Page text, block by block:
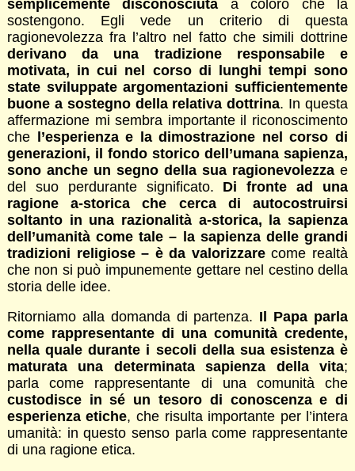
semplicemente disconosciuta a coloro che la
sostengono. Egli vede un criterio di questa
ragionevolezza fra l’altro nel fatto che simili dottrine
derivano da una tradizione responsabile e
motivata, in cui nel corso di lunghi tempi sono
state sviluppate argomentazioni sufficientemente
buone a sostegno della relativa dottrina. In questa
affermazione mi sembra importante il riconoscimento
che l’esperienza e la dimostrazione nel corso di
generazioni, il fondo storico dell’umana sapienza,
sono anche un segno della sua ragionevolezza e
del suo perdurante significato. Di fronte ad una
ragione a-storica che cerca di autocostruirsi
soltanto in una razionalità a-storica, la sapienza
dell’umanità come tale – la sapienza delle grandi
tradizioni religiose – è da valorizzarecome realtà
che non si può impunemente gettare nel cestino della
storia delle idee.
Ritorniamo alla domanda di partenza. Il Papa parla
come rappresentante di una comunità credente,
nella quale durante i secoli della sua esistenza è
maturata una determinata sapienza della vita;
parla come rappresentante di una comunità che
custodisce in sé un tesoro di conoscenza e di
esperienza etiche, che risulta importante per l’intera
umanità: in questo senso parla come rappresentante
di una ragione etica.